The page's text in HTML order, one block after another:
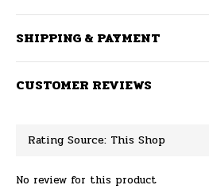
SHIPPING & PAYMENT
CUSTOMER REVIEWS
No review for this product